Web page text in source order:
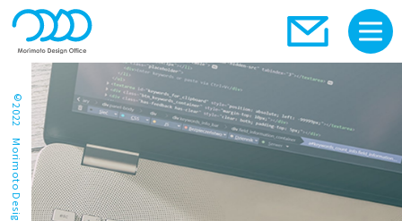
©2022 Morimoto Design Office